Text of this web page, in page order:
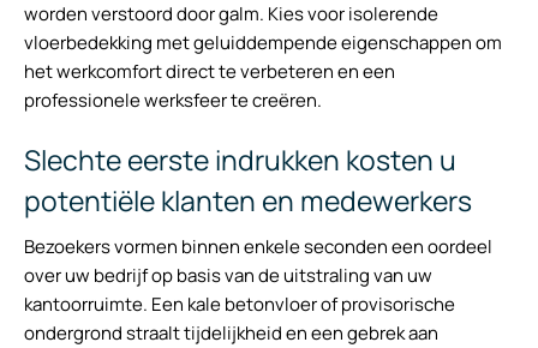
worden verstoord door galm. Kies voor isolerende
vloerbedekking met geluiddempende eigenschappen om
het werkcomfort direct te verbeteren en een
professionele werksfeer te creëren.
Slechte eerste indrukken kosten u
potentiële klanten en medewerkers
Bezoekers vormen binnen enkele seconden een oordeel
over uw bedrijf op basis van de uitstraling van uw
kantoorruimte. Een kale betonvloer of provisorische
ondergrond straalt tijdelijkheid en een gebrek aan